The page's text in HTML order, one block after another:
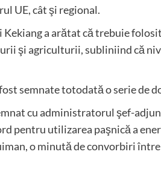
UE, cât şi regional.
Kekiang a arătat că trebuie
şi agriculturii, subliniind că
semnate totodată o serie de
cu administratorul şef-
pentru utilizarea paşnică a
o minută de convorbiri